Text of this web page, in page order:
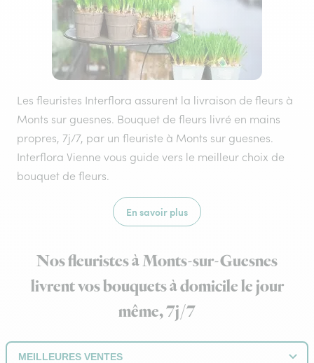
Les fleuristes Interflora assurent la livraison de fleurs à
Monts sur guesnes. Bouquet de fleurs livré en mains
propres, 7j/7, par un fleuriste à Monts sur guesnes.
Interflora Vienne vous guide vers le meilleur choix de
bouquet de fleurs.
En savoir plus
Nos fleuristes à Monts-sur-Guesnes
livrent vos bouquets à domicile le jour
même, 7j/7